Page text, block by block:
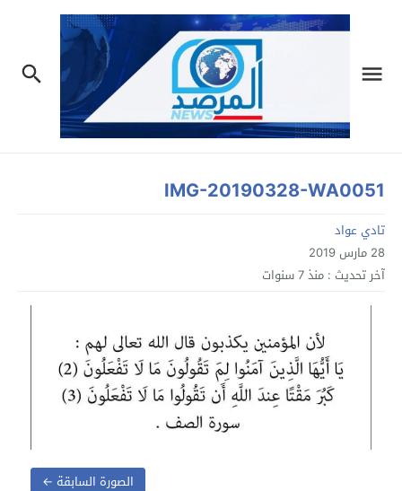
IMG-20190328-WA0051
تادي عواد
28 مارس 2019
آخر تحديث : منذ 7 سنوات
الصورة السابقة ←